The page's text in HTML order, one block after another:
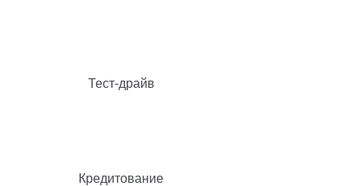
Тест-драйв
Кредитование